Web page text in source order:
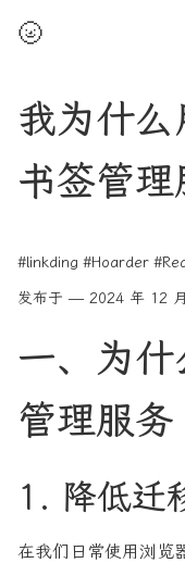
🌝
我为什
书签管理
#linkding #Hoarder
发布于 — 2024 年 12
一、为
管理服务
1. 降低迁
在我们日常使用浏览